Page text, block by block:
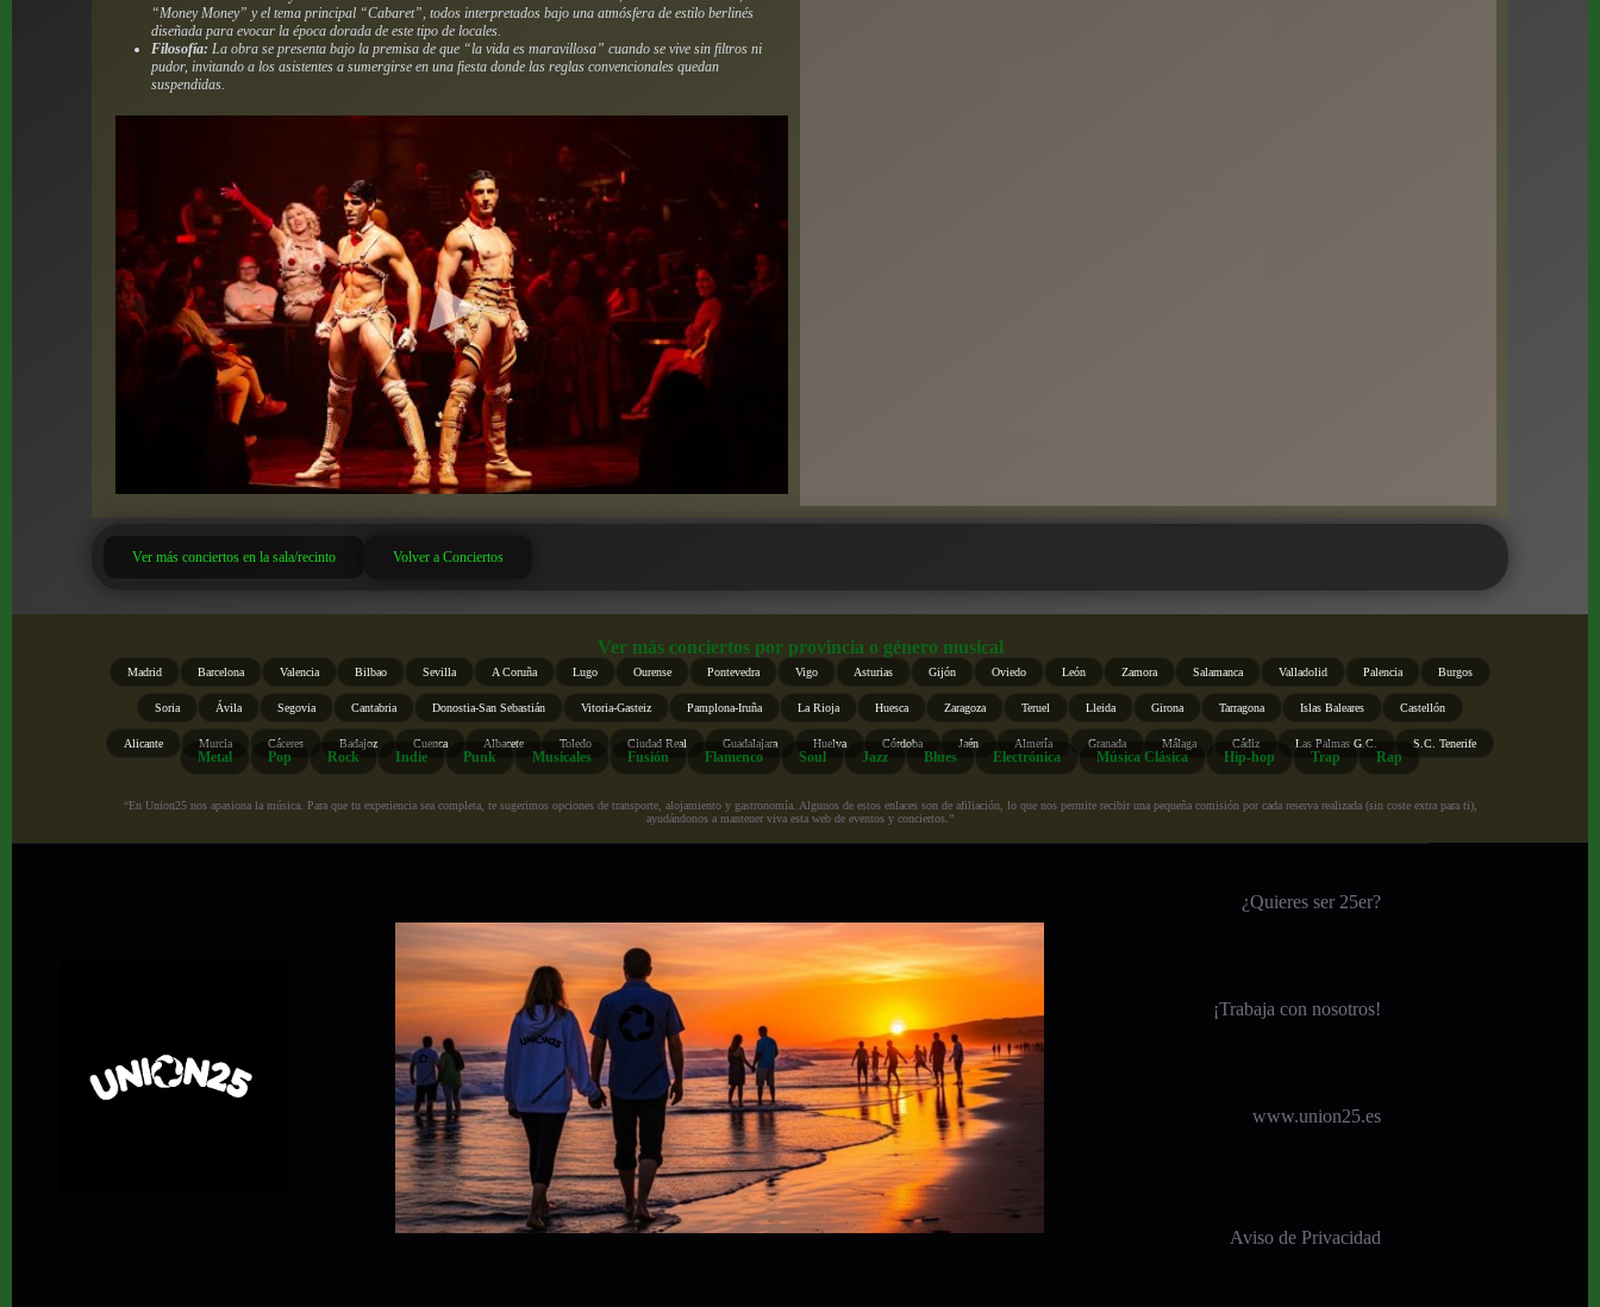
“Money Money” y el tema principal “Cabaret”, todos interpretados bajo una atmósfera de estilo berlinés
diseñada para evocar la época dorada de este tipo de locales.
Filosofía: La obra se presenta bajo la premisa de que “la vida es maravillosa” cuando se vive sin filtros ni
pudor, invitando a los asistentes a sumergirse en una fiesta donde las reglas convencionales quedan
suspendidas.
Ver más conciertos en la sala/recinto Volver a Conciertos
Ver más conciertos por provincia o género musical
Madrid Barcelona Valencia Bilbao Sevilla A Coruña Lugo Ourense Pontevedra Vigo Asturias Gijón Oviedo León Zamora Salamanca Valladolid Palencia Burgos
Soria Ávila Segovia Cantabria Donostia-San Sebastián Vitoria-Gasteiz Pamplona-Iruña La Rioja Huesca Zaragoza Teruel Lleida Girona Tarragona Islas Baleares Castellón
Alicante Murcia Cáceres Badajoz Cuenca Albacete Toledo Ciudad Real Guadalajara Huelva Córdoba Jaén Almería Granada Málaga Cádiz Las Palmas G.C. S.C. Tenerife
Metal Pop Rock Indie Punk Musicales Fusión Flamenco Soul Jazz Blues Electrónica Música Clásica Hip-hop Trap Rap
“En Union25 nos apasiona la música. Para que tu experiencia sea completa, te sugerimos opciones de transporte, alojamiento y gastronomía. Algunos de estos enlaces son de afiliación, lo que nos permite recibir una pequeña comisión por cada reserva realizada (sin coste extra para ti),
ayudándonos a mantener viva esta web de eventos y conciertos.”
¿Quieres ser 25er?
¡Trabaja con nosotros!
www.union25.es
Aviso de Privacidad